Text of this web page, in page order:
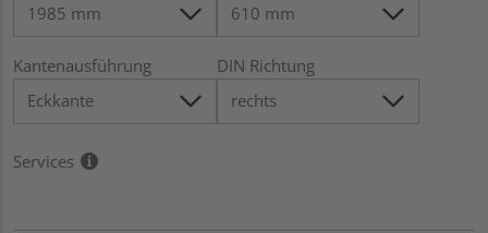
Kantenausführung DIN Richtung
Services